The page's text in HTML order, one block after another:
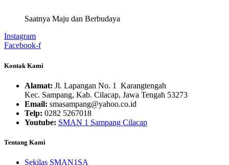
Saatnya Maju dan Berbudaya
Instagram
Facebook-f
Kontak Kami
Alamat: Jl. Lapangan No. 1 Karangtengah
Kec. Sampang, Kab. Cilacap, Jawa Tengah 53273
Email: smasampang@yahoo.co.id
Telp: 0282 5267018
Youtube: SMAN 1 Sampang Cilacap
Tentang Kami
Sekilas SMAN1SA